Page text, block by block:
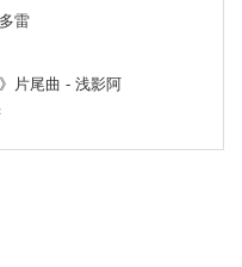
雷
片尾曲 - 浅影阿